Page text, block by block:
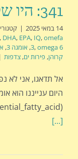
341: היו שלום ותודה על הדגים
14 במאי 2025 |
, DHA, EPA, IQ,omefa
3,omega 6
, אומגה 3 ,
קרוהן, פירות ים, צדפות
אל תדאגו, אני לא
(https://en.wikipedia.org/wiki/Essential_fatty_acid)
[...]